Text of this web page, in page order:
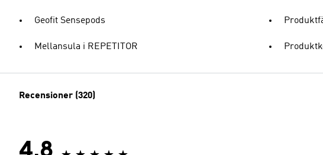
Geofit Sensepods
Mellansula i REPETITOR
Recensioner (320)